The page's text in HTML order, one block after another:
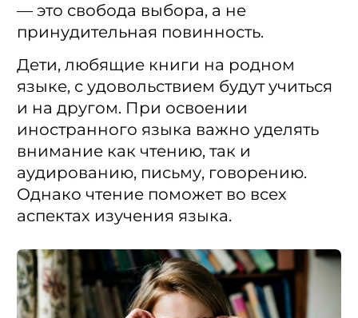
— это свобода выбора, а не
принудительная повинность.
Дети, любящие книги на родном
языке, с удовольствием будут учиться
и на другом. При освоении
иностранного языка важно уделять
внимание как чтению, так и
аудированию, письму, говорению.
Однако чтение поможет во всех
аспектах изучения языка.